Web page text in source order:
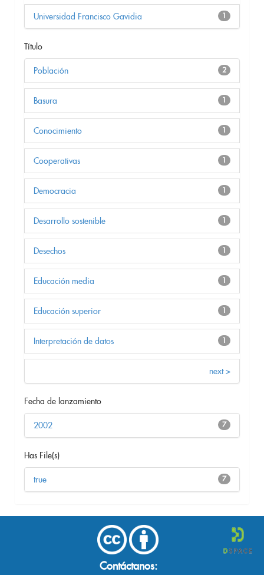
1
Universidad Francisco Gavidia
Título
2
Población
1
Basura
1
Conocimiento
1
Cooperativas
1
Democracia
1
Desarrollo sostenible
1
Desechos
1
Educación media
1
Educación superior
1
Interpretación de datos
next >
Fecha de lanzamiento
7
2002
Has File(s)
7
true
Contáctanos: